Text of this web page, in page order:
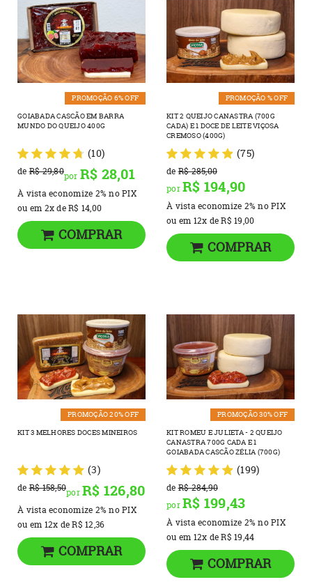
PROMOÇÃO 6% OFF
GOIABADA CASCÃO EM BARRA
MUNDO DO QUEIJO 400G
(10)
de R$ 29,80por R$ 28,01
À vista economize 2% no PIX
ou em 2xdeR$ 14,00
COMPRAR
PROMOÇÃO % OFF
KIT 2 QUEIJO CANASTRA (700G
CADA) E 1 DOCE DE LEITE VIÇOSA
CREMOSO (400G)
(75)
de R$ 285,00
porR$ 194,90
À vista economize 2% no PIX
ou em 12x deR$ 19,00
COMPRAR
PROMOÇÃO 20% OFF
KIT 3 MELHORES DOCES MINEIROS
(3)
de R$ 158,50porR$ 126,80
À vista economize 2% no PIX
ou em 12x deR$ 12,36
COMPRAR
PROMOÇÃO 30% OFF
KIT ROMEU E JULIETA - 2 QUEIJO
CANASTRA 700G CADA E 1
GOIABADA CASCÃO ZÉLIA (700G)
(199)
de R$ 284,90
porR$ 199,43
À vista economize 2% no PIX
ou em 12x deR$ 19,44
COMPRAR